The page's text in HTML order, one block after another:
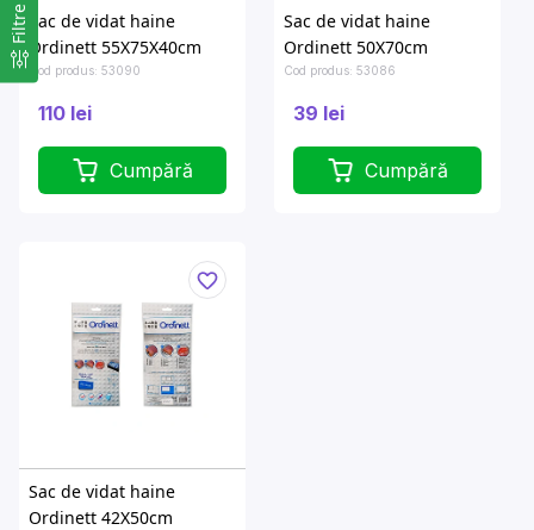
Filtre Sac de vidat haine
Ordinett 55X75X40cm
Cod produs: 53090
110 lei
Cumpără
Sac de vidat haine
Ordinett 50X70cm
Cod produs: 53086
39 lei
Cumpără
Sac de vidat haine
Ordinett 42X50cm